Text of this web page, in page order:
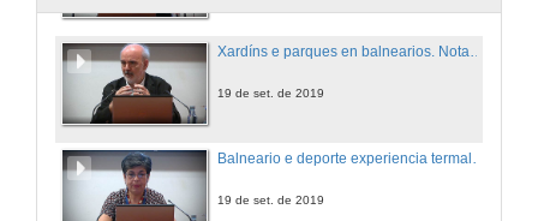
19 de set. de 2019
Balneario e deporte experiencia termal co deportista de remo
19 de set. de 2019